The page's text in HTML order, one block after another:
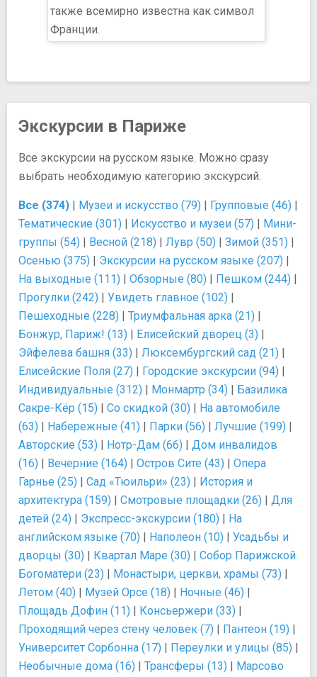
также всемирно известна как символ
Франции.
Экскурсии в Париже
Все экскурсии на русском языке. Можно сразу
выбрать необходимую категорию экскурсий.
Все (374) | Музеи и искусство (79) | Групповые (46) |
Тематические (301) | Искусство и музеи (57) | Мини-
группы (54) | Весной (218) | Лувр (50) | Зимой (351) |
Осенью (375) | Экскурсии на русском языке (207) |
На выходные (111) | Обзорные (80) | Пешком (244) |
Прогулки (242) | Увидеть главное (102) |
Пешеходные (228) | Триумфальная арка (21) |
Бонжур, Париж! (13) | Елисейский дворец (3) |
Эйфелева башня (33) | Люксембургский сад (21) |
Елисейские Поля (27) | Городские экскурсии (94) |
Индивидуальные (312) | Монмартр (34) | Базилика
Сакре-Кёр (15) | Со скидкой (30) | На автомобиле
(63) | Набережные (41) | Парки (56) | Лучшие (199) |
Авторские (53) | Нотр-Дам (66) | Дом инвалидов
(16) | Вечерние (164) | Остров Сите (43) | Опера
Гарнье (25) | Сад «Тюильри» (23) | История и
архитектура (159) | Смотровые площадки (26) | Для
детей (24) | Экспресс-экскурсии (180) | На
английском языке (70) | Наполеон (10) | Усадьбы и
дворцы (30) | Квартал Маре (30) | Собор Парижской
Богоматери (23) | Монастыри, церкви, храмы (73) |
Летом (40) | Музей Орсе (18) | Ночные (46) |
Площадь Дофин (11) | Консьержери (33) |
Проходящий через стену человек (7) | Пантеон (19) |
Университет Сорбонна (17) | Переулки и улицы (85) |
Необычные дома (16) | Трансферы (13) | Марсово